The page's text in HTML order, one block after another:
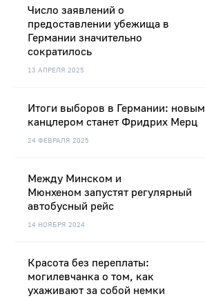
13 АПРЕЛЯ 2025
Число заявлений о
предоставлении убежища в
Германии значительно
сократилось
24 ФЕВРАЛЯ 2025
Итоги выборов в Германии: новым
канцлером станет Фридрих Мерц
14 НОЯБРЯ 2024
Между Минском и
Мюнхеном запустят регулярный
автобусный рейс
Красота без переплаты:
могилевчанка о том, как
ухаживают за собой немки